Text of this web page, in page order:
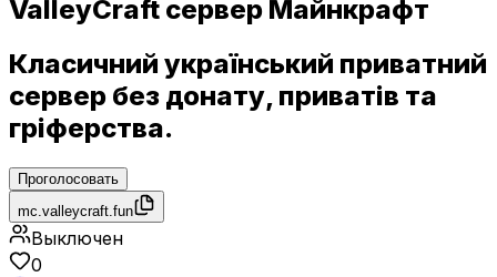
ValleyCraft сервер Майнкрафт
Класичний український приватний
сервер без донату, приватів та
гріферства.
Проголосовать
mc.valleycraft.fun
Выключен
0